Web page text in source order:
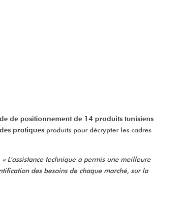
de positionnement de 14 produits tunisiens
pratiques produits pour décrypter les cadres
« L’assistance technique a permis une meilleure
des besoins de chaque marché, sur la